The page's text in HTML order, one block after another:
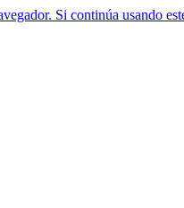
Si continúa usando